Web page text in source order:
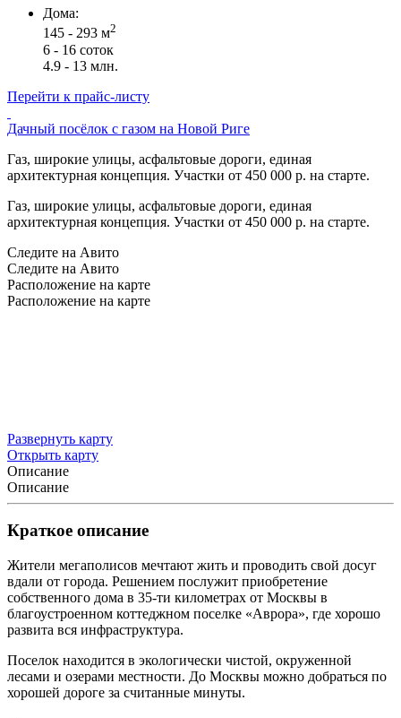
Дома:
145 - 293 м2
6 - 16 соток
4.9 - 13 млн.
Перейти к прайс-листу
Дачный посёлок с газом на Новой Риге
Газ, широкие улицы, асфальтовые дороги, единая
архитектурная концепция. Участки от 450 000 р. на старте.
Газ, широкие улицы, асфальтовые дороги, единая
архитектурная концепция. Участки от 450 000 р. на старте.
Следите на Авито
Следите на Авито
Расположение на карте
Расположение на карте
Развернуть карту
Открыть карту
Описание
Описание
Краткое описание
Жители мегаполисов мечтают жить и проводить свой досуг
вдали от города. Решением послужит приобретение
собственного дома в 35-ти километрах от Москвы в
благоустроенном коттеджном поселке «Аврора», где хорошо
развита вся инфраструктура.
Поселок находится в экологически чистой, окруженной
лесами и озерами местности. До Москвы можно добраться по
хорошей дороге за считанные минуты.